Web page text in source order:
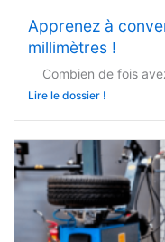
Apprenez à
millimètres !
Combien de fois
Lire le dossier !